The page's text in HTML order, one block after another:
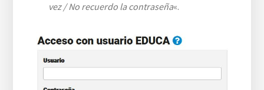
vez / No recuerdo la contraseña«.